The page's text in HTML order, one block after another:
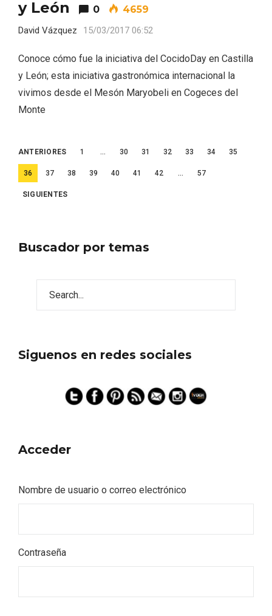
y León
0 4659
David Vázquez 15/03/2017 06:52
Conoce cómo fue la iniciativa del CocidoDay en Castilla
y León; esta iniciativa gastronómica internacional la
vivimos desde el Mesón Maryobeli en Cogeces del
Monte
Paginación
de
entradas
ANTERIORES 1 … 30 31 32 33 34 35
36 37 38 39 40 41 42 … 57
SIGUIENTES
Buscador por temas
Siguenos en redes sociales
Acceder
Nombre de usuario o correo electrónico
Contraseña
IGP Morcilla de Burgos triunfó en el
Salón Gourmet 2026
Semana Santa en la Ribera del Duero